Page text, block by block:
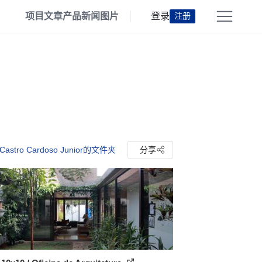
项目文章产品新闻 图片 登录 注册
Cardoso Junior的文件夹 分享